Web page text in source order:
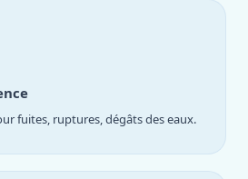
fuites, ruptures, dégâts des eaux.